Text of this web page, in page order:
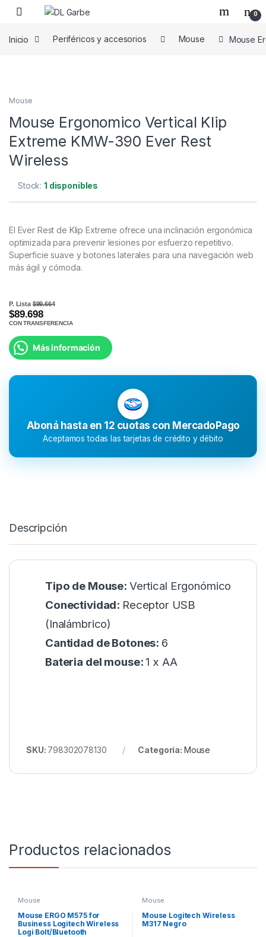
0
Inicio Periféricos y accesorios Mouse Mouse
Mouse
Mouse Ergonomico Vertical Klip
Extreme KMW-390 Ever Rest
Wireless
Stock:1 disponibles
El Ever Rest de Klip Extreme ofrece una inclinación ergonómica
optimizada para prevenir lesiones por esfuerzo repetitivo.
Superficie suave y botones laterales para una navegación web
más ágil y cómoda.
P. Lista$99.664
$89.698
CON TRANSFERENCIA
Más información
Aboná hasta en 12 cuotas con MercadoPago
Aceptamos todas las tarjetas de crédito y débito
Descripción
Tipo de Mouse: Vertical Ergonómico
Conectividad: Receptor USB
(Inalámbrico)
Cantidad de Botones: 6
Bateria del mouse:1 x AA
SKU: 798302078130 Categoría: Mouse
Productos relacionados
Mouse
Mouse ERGO M575 for
Business Logitech Wireless
Logi Bolt/Bluetooth
Mouse
Mouse Logitech Wireless
M317 Negro